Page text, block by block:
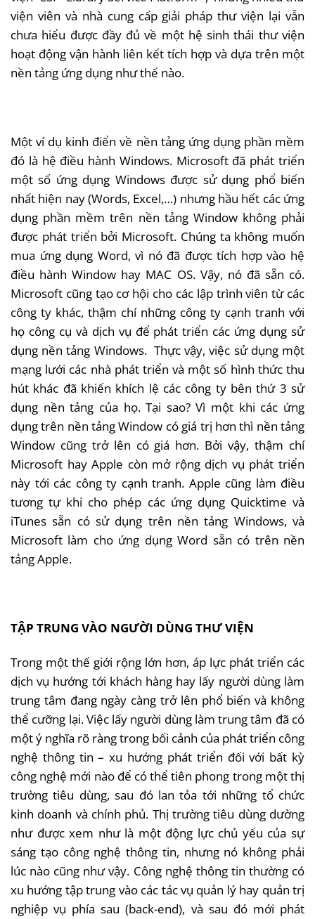
viện viên và nhà cung cấp giải pháp thư viện lại vẫn
chưa hiểu được đầy đủ về một hệ sinh thái thư viện
hoạt động vận hành liên kết tích hợp và dựa trên một
nền tảng ứng dụng như thế nào.
Một ví dụ kinh điển về nền tảng ứng dụng phần mềm
đó là hệ điều hành Windows. Microsoft đã phát triển
một số ứng dụng Windows được sử dụng phổ biến
nhất hiện nay (Words, Excel,…) nhưng hầu hết các ứng
dụng phần mềm trên nền tảng Window không phải
được phát triển bởi Microsoft. Chúng ta không muốn
mua ứng dụng Word, vì nó đã được tích hợp vào hệ
điều hành Window hay MAC OS. Vậy, nó đã sẵn có.
Microsoft cũng tạo cơ hội cho các lập trình viên từ các
công ty khác, thậm chí những công ty cạnh tranh với
họ công cụ và dịch vụ để phát triển các ứng dụng sử
dụng nền tảng Windows. Thực vậy, việc sử dụng một
mạng lưới các nhà phát triển và một số hình thức thu
hút khác đã khiến khích lệ các công ty bên thứ 3 sử
dụng nền tảng của họ. Tại sao? Vì một khi các ứng
dụng trên nền tảng Window có giá trị hơn thì nền tảng
Window cũng trở lên có giá hơn. Bởi vậy, thậm chí
Microsoft hay Apple còn mở rộng dịch vụ phát triển
này tới các công ty cạnh tranh. Apple cũng làm điều
tương tự khi cho phép các ứng dụng Quicktime và
iTunes sẵn có sử dụng trên nền tảng Windows, và
Microsoft làm cho ứng dụng Word sẵn có trên nền
tảng Apple.
TẬP TRUNG VÀO NGƯỜI DÙNG THƯ VIỆN
Trong một thế giới rộng lớn hơn, áp lực phát triển các
dịch vụ hướng tới khách hàng hay lấy người dùng làm
trung tâm đang ngày càng trở lên phổ biến và không
thể cưỡng lại. Việc lấy người dùng làm trung tâm đã có
một ý nghĩa rõ ràng trong bối cảnh của phát triển công
nghệ thông tin – xu hướng phát triển đối với bất kỳ
công nghệ mới nào để có thể tiên phong trong một thị
trường tiêu dùng, sau đó lan tỏa tới những tổ chức
kinh doanh và chính phủ. Thị trường tiêu dùng dường
như được xem như là một động lực chủ yếu của sự
sáng tạo công nghệ thông tin, nhưng nó không phải
lúc nào cũng như vậy. Công nghệ thông tin thường có
xu hướng tập trung vào các tác vụ quản lý hay quản trị
nghiệp vụ phía sau (back-end), và sau đó mới phát